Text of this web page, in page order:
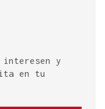
interesen y
en tu